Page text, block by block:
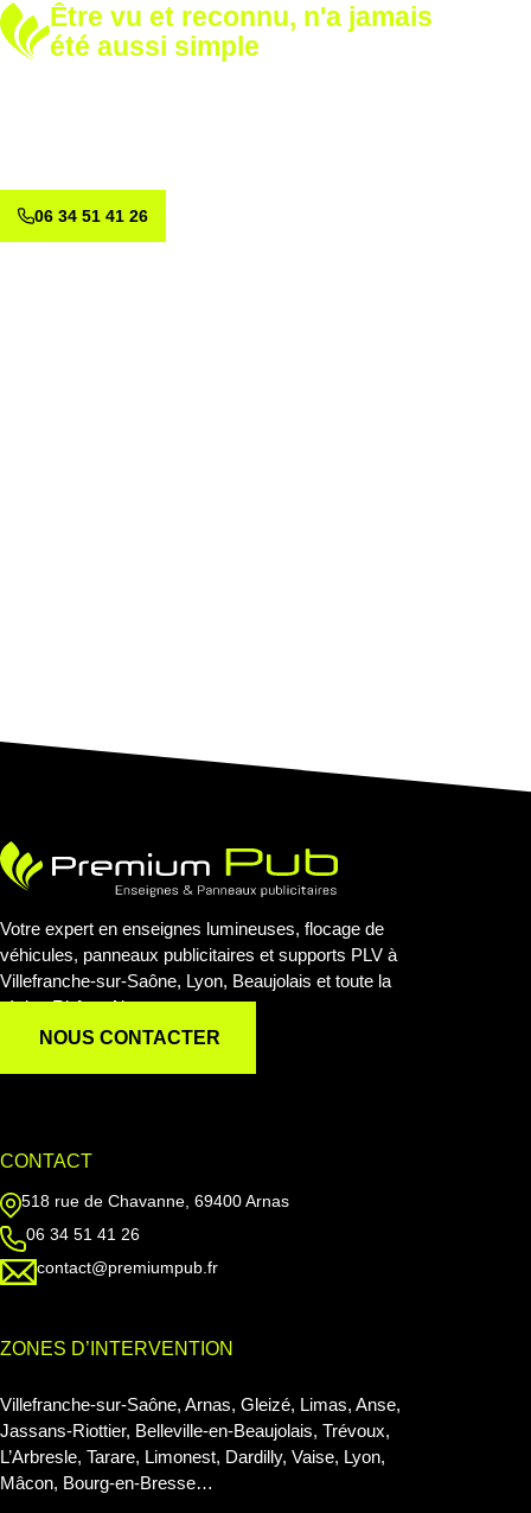
Être vu et reconnu, n'a jamais
été aussi simple
06 34 51 41 26
Votre expert en enseignes lumineuses, flocage de
véhicules, panneaux publicitaires et supports PLV à
Villefranche-sur-Saône, Lyon, Beaujolais et toute la
région Rhône-Alpes.
NOUS CONTACTER
CONTACT
518 rue de Chavanne, 69400 Arnas
06 34 51 41 26
contact@premiumpub.fr
ZONES D’INTERVENTION
Villefranche-sur-Saône, Arnas, Gleizé, Limas, Anse,
Jassans-Riottier, Belleville-en-Beaujolais, Trévoux,
L’Arbresle, Tarare, Limonest, Dardilly, Vaise, Lyon,
Mâcon, Bourg-en-Bresse…